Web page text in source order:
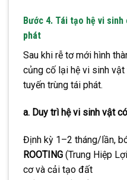
Bước 4. Tái tạo hệ vi
phát
Sau khi rễ tơ mới hình
củng cố lại hệ vi sinh
tuyến trùng tái phát.
a. Duy trì hệ vi sinh vật
Định kỳ 1–2 tháng/lần,
ROOTING (Trung Hiệp
cơ và cải tạo đất